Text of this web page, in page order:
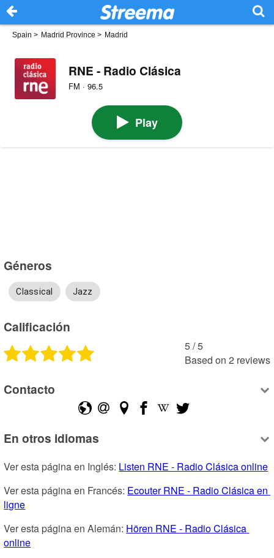
Spain > Madrid Province > Madrid
RNE - Radio Clásica
FM · 96.5
Play
Géneros
Classical Jazz
Calificación
5 /5
Based on 2 reviews
Contacto
En otros idiomas
Ver esta página en Inglés: Listen RNE - Radio Clásica online
Ver esta página en Francés: Ecouter RNE - Radio Clásica en
ligne
Ver esta página en Alemán: Hören RNE - Radio Clásica
online